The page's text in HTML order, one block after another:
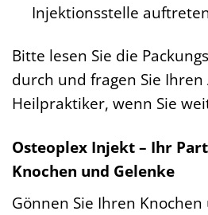
Injektionsstelle
Bitte lesen Sie die
durch und fragen Sie
Heilpraktiker, wenn Sie
Osteoplex Injekt – Ihr
Knochen und Gelenke
Gönnen Sie Ihren